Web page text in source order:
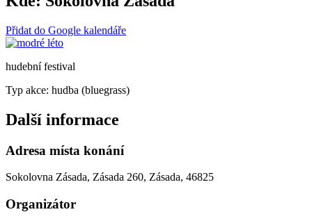
Přidat do Google kalendáře
hudební festival
Typ akce: hudba (bluegrass)
Další informace
Adresa místa konání
Sokolovna Zásada, Zásada 260, Zásada, 46825
Organizátor